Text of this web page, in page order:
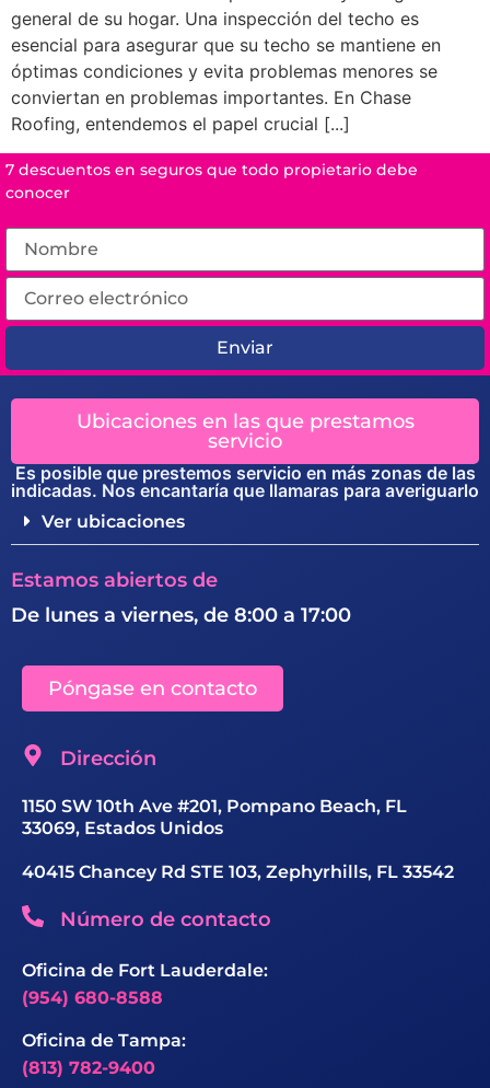
general de su hogar. Una inspección del techo es
esencial para asegurar que su techo se mantiene en
óptimas condiciones y evita problemas menores se
conviertan en problemas importantes. En Chase
Roofing, entendemos el papel crucial [...]
7 descuentos en seguros que todo propietario debe
conocer
Enviar
Ubicaciones en las que prestamos
servicio
Es posible que prestemos servicio en más zonas de las
indicadas. Nos encantaría que llamaras para averiguarlo
Ver ubicaciones
Estamos abiertos de
De lunes a viernes, de 8:00 a 17:00
Póngase en contacto
Dirección
1150 SW 10th Ave #201, Pompano Beach, FL
33069, Estados Unidos
40415 Chancey Rd STE 103, Zephyrhills, FL 33542
Número de contacto
Oficina de Fort Lauderdale:
(954) 680-8588
Oficina de Tampa:
(813) 782-9400